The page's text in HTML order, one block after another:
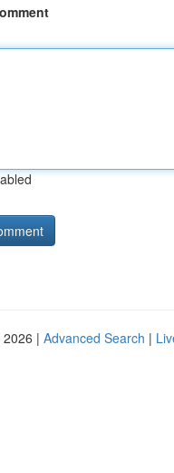
| Advanced Search |